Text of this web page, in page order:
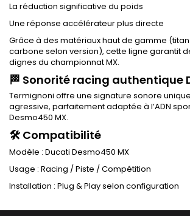
La réduction significative du poids
Une réponse accélérateur plus directe
Grâce à des matériaux haut de gamme
carbone selon version), cette ligne garantit
dignes du championnat MX.
🏁 Sonorité racing authentique
Termignoni offre une signature sonore
agressive, parfaitement adaptée à l’ADN
Desmo450 MX.
🛠 Compatibilité
Modèle : Ducati Desmo450 MX
Usage : Racing / Piste / Compétition
Installation : Plug & Play selon configuration